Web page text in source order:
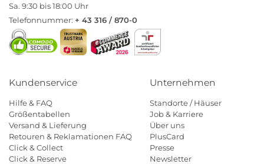
Sa. 9:30 bis 18:00 Uhr
Telefonnummer: + 43 316 / 870-0
Kundenservice
Hilfe & FAQ
Größentabellen
Versand & Lieferung
Retouren & Reklamationen FAQ
Click & Collect
Click & Reserve
Unternehmen
Standorte / Häuser
Job & Karriere
Über uns
PlusCard
Presse
Newsletter